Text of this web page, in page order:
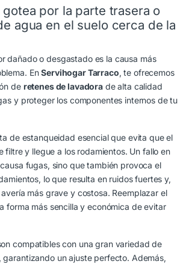
gotea por la parte trasera o
agua en el suelo cerca de la
dañado o desgastado es la causa más
EnServihogar Tarraco, te ofrecemos
de retenes de lavadorade alta calidad
y proteger los componentes internos de tu
de estanqueidad esencial que evita que el
filtre y llegue a los rodamientos. Un fallo en
fugas, sino que también provoca el
lo que resulta en ruidos fuertes y,
más grave y costosa. Reemplazar el
forma más sencilla y económica de evitar
compatibles con una gran variedad de
garantizando un ajuste perfecto. Además,